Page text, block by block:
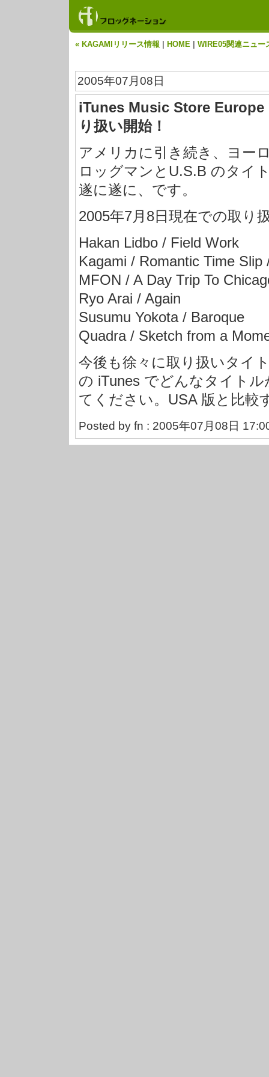
« KAGAMIリリース情報 HOME WIRE05関連ニュー
2005年07月08日
iTunes Music Store Europe
り扱い開始！
アメリカに引き続き、ヨー
ロッグマンとU.S.B のタイ
遂に遂に、です。
2005年7月8日現在での取り
Hakan Lidbo / Field Work
Kagami / Romantic Time Slip
MFON / A Day Trip To
Ryo Arai / Again
Susumu Yokota / Baroque
Quadra / Sketch from a
今後も徐々に取り扱いタイ
の iTunes でどんなタイト
てください。USA 版と比較
Posted by fn : 2005年07月08日